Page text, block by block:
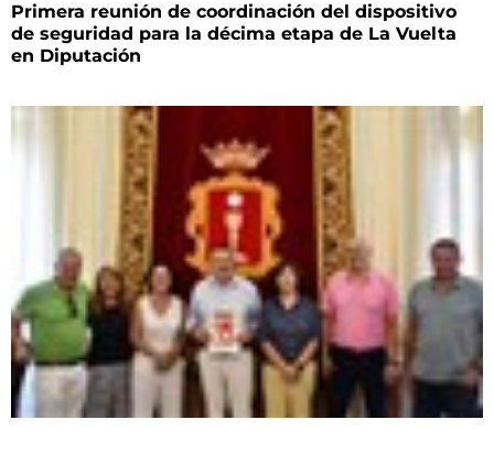
Primera reunión de coordinación del dispositivo
de seguridad para la décima etapa de La Vuelta
en Diputación